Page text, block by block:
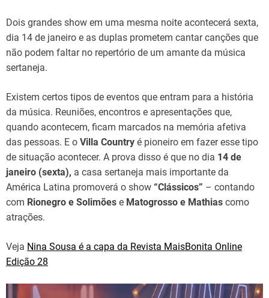
Dois grandes show em uma mesma noite acontecerá sexta,
dia 14 de janeiro e as duplas prometem cantar canções que
não podem faltar no repertório de um amante da música
sertaneja.
Existem certos tipos de eventos que entram para a história
da música. Reuniões, encontros e apresentações que,
quando acontecem, ficam marcados na memória afetiva
das pessoas. E o Villa Country é pioneiro em fazer esse tipo
de situação acontecer. A prova disso é que no dia 14 de
janeiro (sexta), a casa sertaneja mais importante da
América Latina promoverá o show “Clássicos” – contando
com Rionegro e Solimões e Matogrosso e Mathias como
atrações.
Veja Nina Sousa é a capa da Revista MaisBonita Online
Edição 28